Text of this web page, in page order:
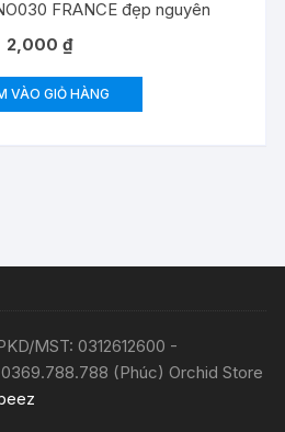
FRANCE đẹp nguyên
2,000 ₫
VÀO GIỎ HÀNG
MST: 0312612600 -
(Phúc) Orchid Store